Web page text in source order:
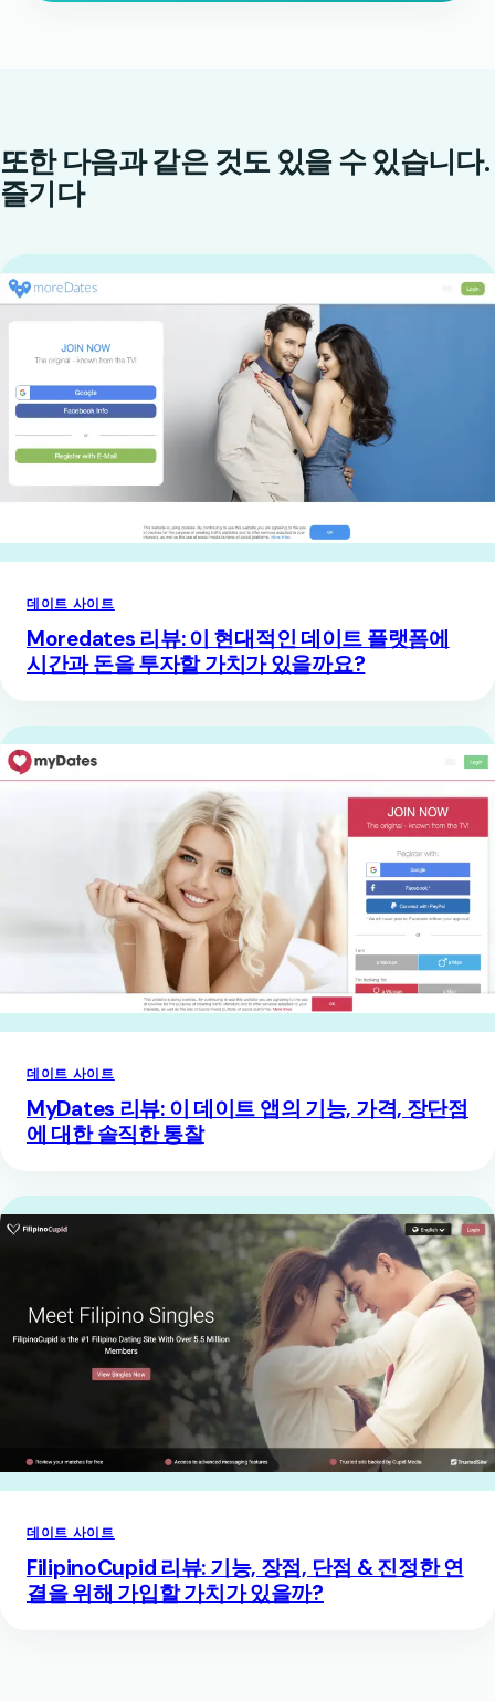
또한 다음과 같은 것도 있을 수 있습니다.
즐기다
데이트 사이트
Moredates 리뷰: 이 현대적인 데이트 플랫폼에
시간과 돈을 투자할 가치가 있을까요?
데이트 사이트
MyDates 리뷰: 이 데이트 앱의 기능, 가격, 장단점
에 대한 솔직한 통찰
데이트 사이트
FilipinoCupid 리뷰: 기능, 장점, 단점 & 진정한 연
결을 위해 가입할 가치가 있을까?